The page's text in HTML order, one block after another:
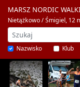
MARSZ NORDIC
Nietążkowo / Śmigiel, 12
Nazwisko Klub